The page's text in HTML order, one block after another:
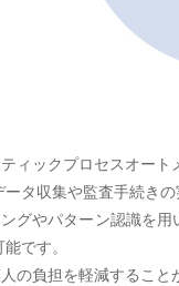
ックプロセスオー
タ収集や監査手続き
グやパターン認識を
です。
負担を軽減するこ